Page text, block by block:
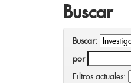
Buscar
Buscar:
por
Filtros actuales: